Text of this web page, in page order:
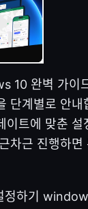
10 완벽 가이
단계별로 안
트에 맞춘
차근 진행하
정하기